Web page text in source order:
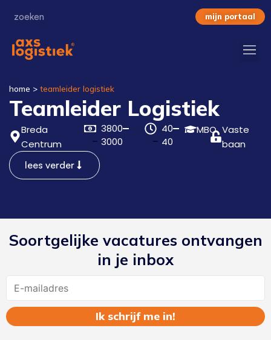
mijn portaal
home > teamleider logistiek
Teamleider Logistiek
Breda
Centrum
3800
3000
40
40
MBO Vaste
baan
lees verder
Soortgelijke vacatures ontvangen
in je inbox